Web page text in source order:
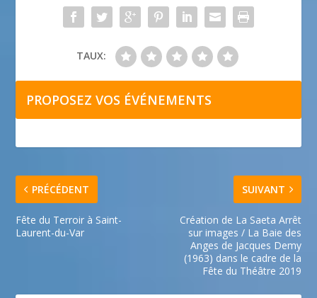
TAUX:
PROPOSEZ VOS ÉVÉNEMENTS
PRÉCÉDENT
Fête du Terroir à Saint-
Laurent-du-Var
SUIVANT
Création de La Saeta Arrêt
sur images / La Baie des
Anges de Jacques Demy
(1963) dans le cadre de la
Fête du Théâtre 2019